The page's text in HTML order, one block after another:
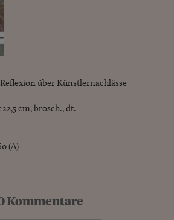
über Künstlernachlässe
22,5 cm, brosch., dt.
(A)
Kommentare